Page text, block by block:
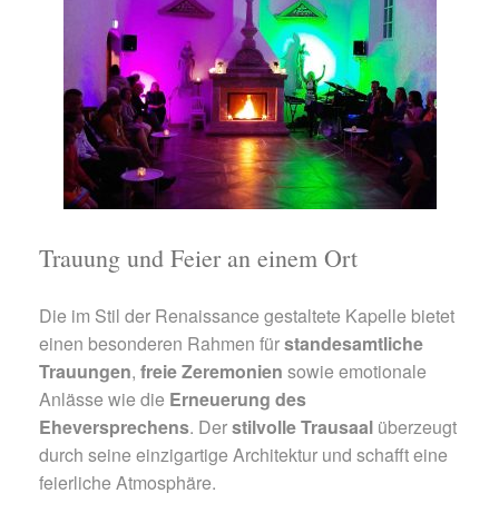
Trauung und Feier an einem Ort
Die im Stil der Renaissance gestaltete Kapelle bietet
einen besonderen Rahmen fürstandesamtliche
Trauungen, freie Zeremonien sowie emotionale
Anlässe wie die Erneuerung des
Eheversprechens. Derstilvolle Trausaal überzeugt
durch seine einzigartige Architektur und schafft eine
feierliche Atmosphäre.